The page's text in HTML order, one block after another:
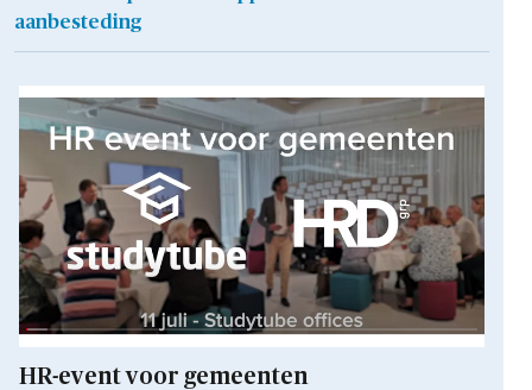
aanbesteding
HR-event voor gemeenten